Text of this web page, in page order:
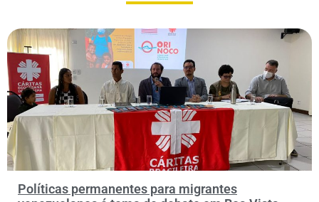
Políticas permanentes para migrantes